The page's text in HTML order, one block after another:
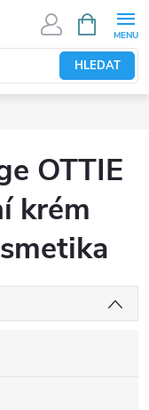
HLEDAT
NÁKUPNÍ
KOŠÍK
OTTIE
krém